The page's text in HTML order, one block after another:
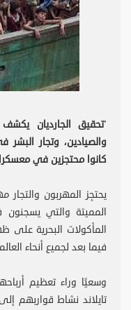
'تحقيق الجارديان
والصيادين، وتجار
كانوا محتجزين في
يحتجِز المهربون
المميتة والتي يسجنون
المأكولات البحرية على
فيما بعد لجميع أنحاء
وسعيًا وراء تعظيم
تايلاند نشاط قواربهم